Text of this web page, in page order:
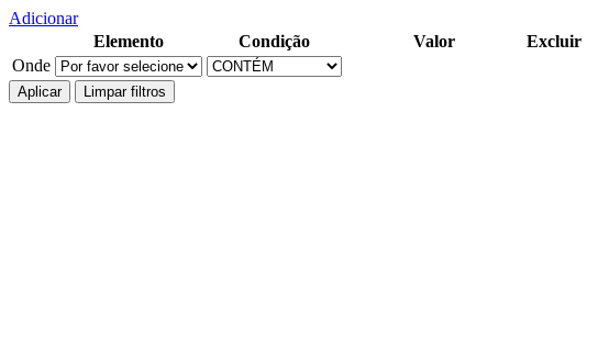
Adicionar
Onde
Elemento Condição Valor Excluir